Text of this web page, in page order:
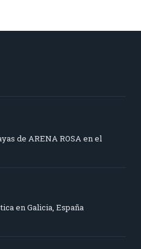
de ARENA ROSA en el
en Galicia, España